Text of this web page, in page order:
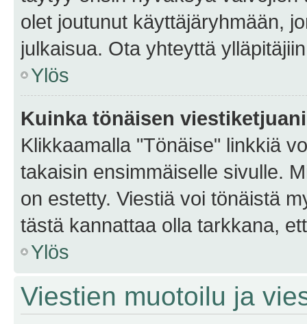
olet joutunut käyttäjäryhmään,
julkaisua. Ota yhteyttä
Ylös
Kuinka tönäisen
Klikkaamalla "Tönäise" linkkiä
takaisin ensimmäiselle sivulle.
on estetty. Viestiä voi tönäistä
tästä kannattaa olla tarkkana,
Ylös
Viestien muotoilu ja